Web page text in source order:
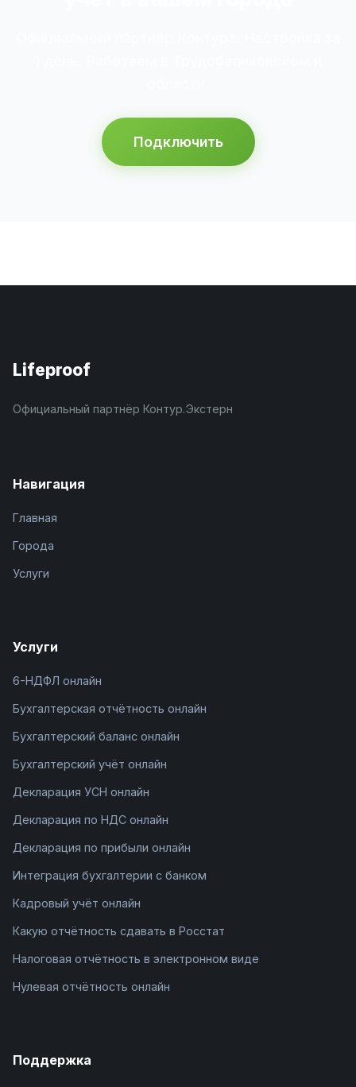
Подключить
Lifeproof
Официальный партнёр Контур.Экстерн
Навигация
Главная
Города
Услуги
Услуги
6-НДФЛ онлайн
Бухгалтерская отчётность онлайн
Бухгалтерский баланс онлайн
Бухгалтерский учёт онлайн
Декларация УСН онлайн
Декларация по НДС онлайн
Декларация по прибыли онлайн
Интеграция бухгалтерии с банком
Кадровый учёт онлайн
Какую отчётность сдавать в Росстат
Налоговая отчётность в электронном виде
Нулевая отчётность онлайн
Поддержка